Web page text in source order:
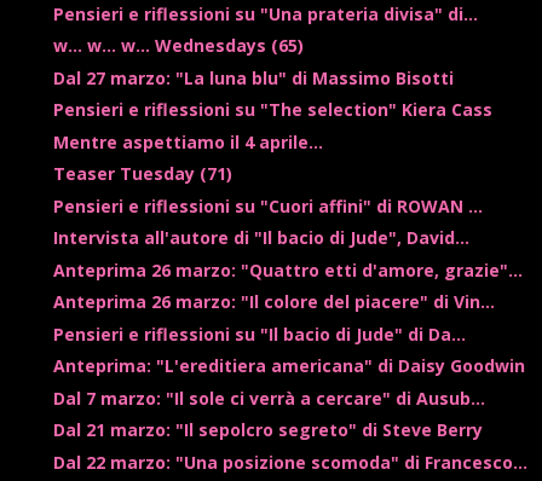
Pensieri e riflessioni su "Una prateria divisa" di...
w... w... w... Wednesdays (65)
Dal 27 marzo: "La luna blu" di Massimo Bisotti
Pensieri e riflessioni su "The selection" Kiera Cass
Mentre aspettiamo il 4 aprile...
Teaser Tuesday (71)
Pensieri e riflessioni su "Cuori affini" di ROWAN ...
Intervista all'autore di "Il bacio di Jude", David...
Anteprima 26 marzo: "Quattro etti d'amore, grazie"...
Anteprima 26 marzo: "Il colore del piacere" di Vin...
Pensieri e riflessioni su "Il bacio di Jude" di Da...
Anteprima: "L'ereditiera americana" di Daisy Goodwin
Dal 7 marzo: "Il sole ci verrà a cercare" di Ausub...
Dal 21 marzo: "Il sepolcro segreto" di Steve Berry
Dal 22 marzo: "Una posizione scomoda" di Francesco...